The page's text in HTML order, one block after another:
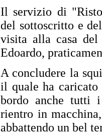
Il servizio di
del sottoscritto e
visita alla casa del
Edoardo,
A concludere la
il quale ha
bordo anche tutti i
rientro in
abbattendo un bel